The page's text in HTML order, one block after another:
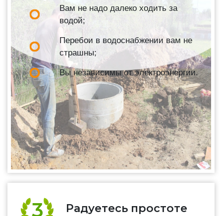
Вам не надо далеко ходить за
водой;
Перебои в водоснабжении вам не
страшны;
Вы независимы от электроэнергии.
Радуетесь простоте